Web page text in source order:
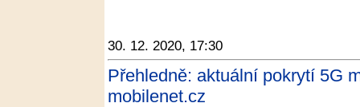
30. 12. 2020, 17:30
Přehledně: aktuální pokrytí 5G
mobilenet.cz